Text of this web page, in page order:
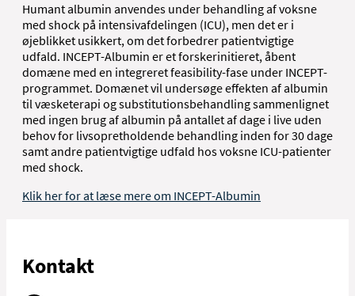
Humant albumin anvendes under behandling af voksne
med shock på intensivafdelingen (ICU), men det er i
øjeblikket usikkert, om det forbedrer patientvigtige
udfald. INCEPT-Albumin er et forskerinitieret, åbent
domæne med en integreret feasibility-fase under INCEPT-
programmet. Domænet vil undersøge effekten af albumin
til væsketerapi og substitutionsbehandling sammenlignet
med ingen brug af albumin på antallet af dage i live uden
behov for livsopretholdende behandling inden for 30 dage
samt andre patientvigtige udfald hos voksne ICU-patienter
med shock.
Klik her for at læse mere om INCEPT-Albumin
Kontakt